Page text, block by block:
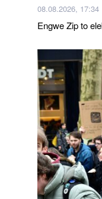
08.08.2026, 17:34
Engwe Zip to